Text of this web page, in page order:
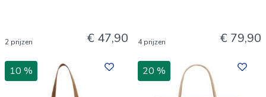
2 prijzen € 47,90 4 prijzen € 79,90
10 % 20 %